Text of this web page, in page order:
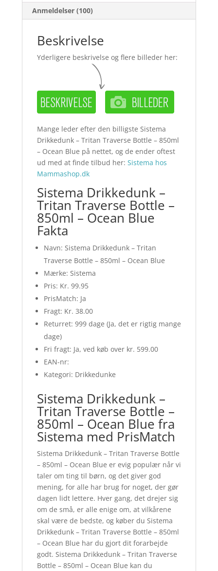
Anmeldelser (100)
Beskrivelse
Yderligere beskrivelse og flere billeder her:
Mange leder efter den billigste Sistema
Drikkedunk – Tritan Traverse Bottle – 850ml
– Ocean Blue på nettet, og de ender oftest
ud med at finde tilbud her: Sistema hos
Mammashop.dk
Sistema Drikkedunk –
Tritan Traverse Bottle –
850ml – Ocean Blue
Fakta
Navn: Sistema Drikkedunk – Tritan
Traverse Bottle – 850ml – Ocean Blue
Mærke: Sistema
Pris: Kr. 99.95
PrisMatch: Ja
Fragt: Kr. 38.00
Returret: 999 dage (Ja, det er rigtig mange
dage)
Fri fragt: Ja, ved køb over kr. 599.00
EAN-nr:
Kategori: Drikkedunke
Sistema Drikkedunk –
Tritan Traverse Bottle –
850ml – Ocean Blue fra
Sistema med PrisMatch
Sistema Drikkedunk – Tritan Traverse Bottle
– 850ml – Ocean Blue er evig populær når vi
taler om ting til børn, og det giver god
mening, for alle har brug for noget, der gør
dagen lidt lettere. Hver gang, det drejer sig
om de små, er alle enige om, at vilkårene
skal være de bedste, og køber du Sistema
Drikkedunk – Tritan Traverse Bottle – 850ml
– Ocean Blue har du gjort dit forarbejde
godt. Sistema Drikkedunk – Tritan Traverse
Bottle – 850ml – Ocean Blue kan du